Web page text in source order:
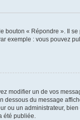
bouton « Répondre ». Il
exemple : vous pouvez
modifier un de vos
dessous du message
ou un administrateur,
été publiée.